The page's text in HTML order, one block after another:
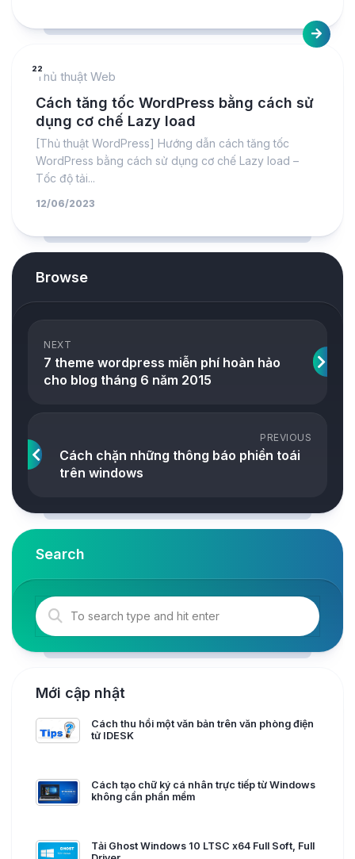
22
Thủ thuật Web
Cách tăng tốc WordPress bằng cách sử
dụng cơ chế Lazy load
[Thủ thuật WordPress] Hướng dẫn cách tăng tốc
WordPress bằng cách sử dụng cơ chế Lazy load –
Tốc độ tải...
12/06/2023
Browse
NEXT
7 theme wordpress miễn phí hoàn hảo
cho blog tháng 6 năm 2015
PREVIOUS
Cách chặn những thông báo phiền toái
trên windows
Search
Mới cập nhật
Cách thu hồi một văn bản trên văn phòng điện
tử IDESK
Cách tạo chữ ký cá nhân trực tiếp từ Windows
không cần phần mềm
Tải Ghost Windows 10 LTSC x64 Full Soft, Full